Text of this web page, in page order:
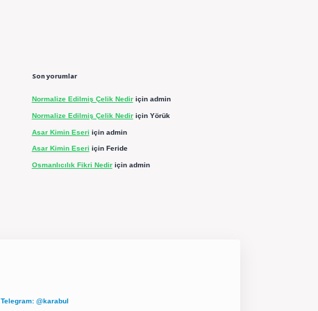
Son yorumlar
Normalize Edilmiş Çelik Nediriçin admin
Normalize Edilmiş Çelik Nediriçin Yörük
Asar Kimin Eseri için admin
Asar Kimin Eseri için Feride
Osmanlıcılık Fikri Nediriçin admin
Telegram: @karabul